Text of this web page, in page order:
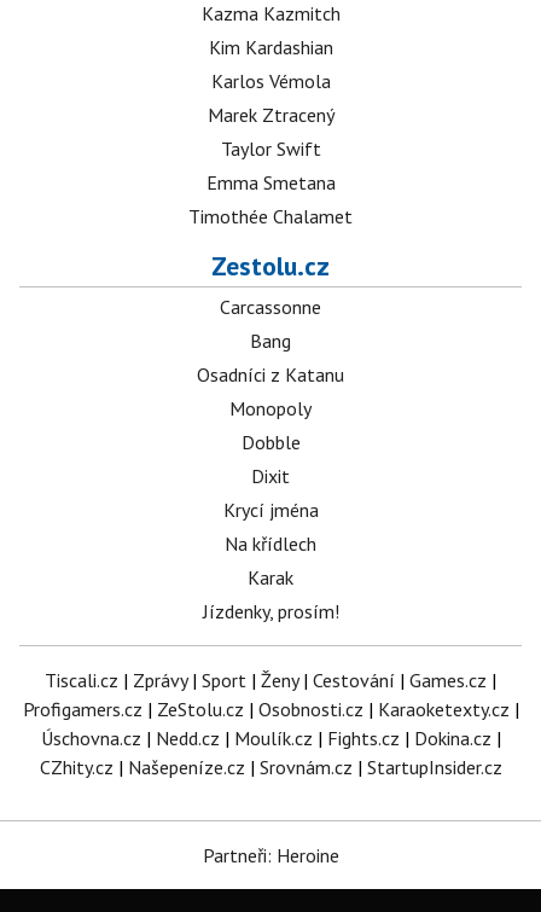
Kazma Kazmitch
Kim Kardashian
Karlos Vémola
Marek Ztracený
Taylor Swift
Emma Smetana
Timothée Chalamet
Zestolu.cz
Carcassonne
Bang
Osadníci z Katanu
Monopoly
Dobble
Dixit
Krycí jména
Na křídlech
Karak
Jízdenky, prosím!
Tiscali.cz | Zprávy| Sport | Ženy| Cestování | Games.cz |
Profigamers.cz | ZeStolu.cz | Osobnosti.cz | Karaoketexty.cz |
Úschovna.cz | Nedd.cz | Moulík.cz | Fights.cz | Dokina.cz |
CZhity.cz | Našepeníze.cz | Srovnám.cz | StartupInsider.cz
Partneři: Heroine